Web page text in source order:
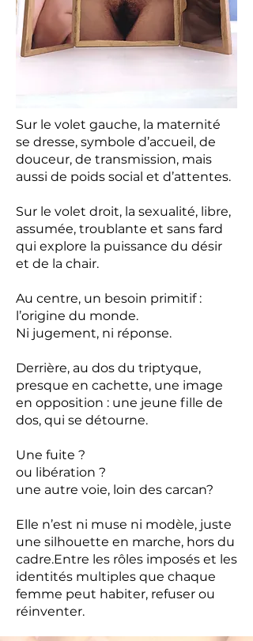
Sur le volet gauche, la maternité
se dresse, symbole d’accueil, de
douceur, de transmission, mais
aussi de poids social et d’attentes.
Sur le volet droit, la sexualité, libre,
assumée, troublante et sans fard
qui explore la puissance du désir
et de la chair.
Au centre, un besoin primitif :
l’origine du monde.
Ni jugement, ni réponse.
Derrière, au dos du triptyque,
presque en cachette, une image
en opposition : une jeune fille de
dos, qui se détourne.
Une fuite ?
ou libération ?
une autre voie, loin des carcan?
Elle n’est ni muse ni modèle, juste
une silhouette en marche, hors du
cadre.Entre les rôles imposés et les
identités multiples que chaque
femme peut habiter, refuser ou
réinventer.